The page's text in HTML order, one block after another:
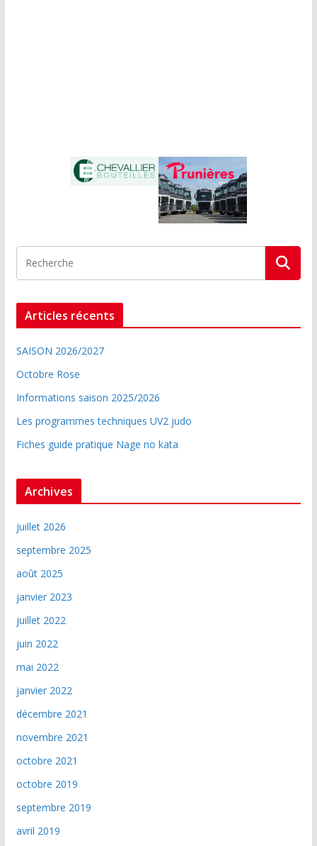
Articles récents
SAISON 2026/2027
Octobre Rose
Informations saison 2025/2026
Les programmes techniques UV2 judo
Fiches guide pratique Nage no kata
Archives
juillet 2026
septembre 2025
août 2025
janvier 2023
juillet 2022
juin 2022
mai 2022
janvier 2022
décembre 2021
novembre 2021
octobre 2021
octobre 2019
septembre 2019
avril 2019